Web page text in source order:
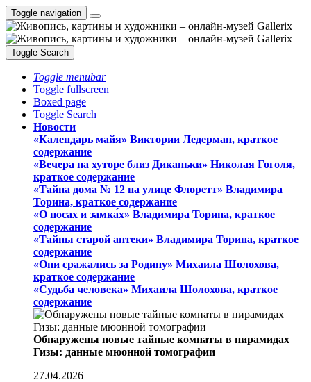
Toggle navigation
Toggle Search
Toggle menubar
Toggle fullscreen
Boxed page
Toggle Search
Новости
«Календарь майя» Виктории Ледерман, краткое
содержание
«Вечера на хуторе близ Диканьки» Николая Гоголя,
краткое содержание
«Тайна дома № 12 на улице Флоретт» Владимира
Торина, краткое содержание
«О носах и замка́х» Владимира Торина, краткое
содержание
«Тайны старой аптеки» Владимира Торина, краткое
содержание
«Они сражались за Родину» Михаила Шолохова,
краткое содержание
«Судьба человека» Михаила Шолохова, краткое
содержание
Обнаружены новые тайные комнаты в пирамидах
Гизы: данные мюонной томографии
27.04.2026